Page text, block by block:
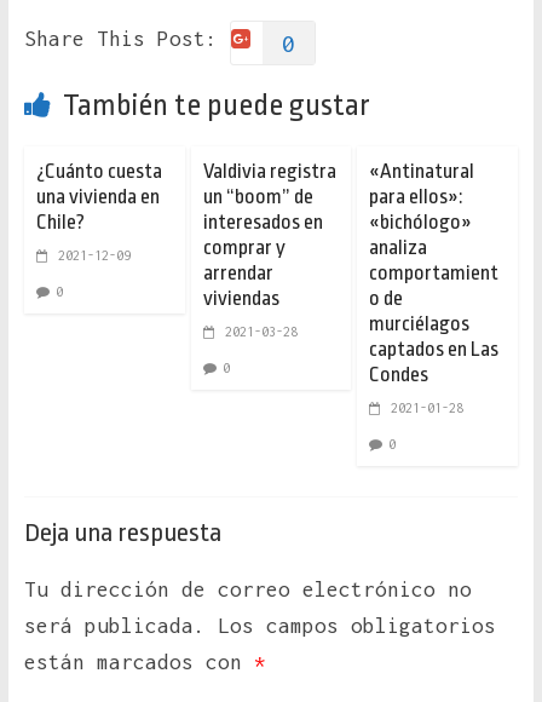
Share This Post: 0
También te puede gustar
¿Cuánto cuesta
una vivienda en
Chile?
2021-12-09
0
Valdivia registra
un “boom” de
interesados en
comprar y
arrendar
viviendas
2021-03-28
0
«Antinatural
para ellos»:
«bichólogo»
analiza
comportamient
o de
murciélagos
captados en Las
Condes
2021-01-28
0
Deja una respuesta
Tu dirección de correo electrónico no
será publicada.
Los campos obligatorios
están marcados con *